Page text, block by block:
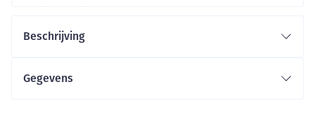
Beschrijving
Gegevens